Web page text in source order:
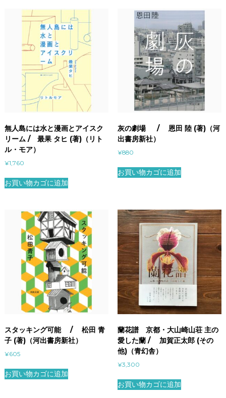
無人島には水と漫画とアイスク
リーム / 最果 タヒ (著)（リト
ル・モア）
¥1,760
お買い物カゴに追加
灰の劇場 / 恩田 陸 (著)（河
出書房新社）
¥880
お買い物カゴに追加
スタッキング可能 / 松田 青
子 (著)（河出書房新社）
¥605
お買い物カゴに追加
蘭花譜 京都・大山崎山荘 主の
愛した蘭 / 加賀正太郎 (その
他)（青幻舎）
¥3,300
お買い物カゴに追加